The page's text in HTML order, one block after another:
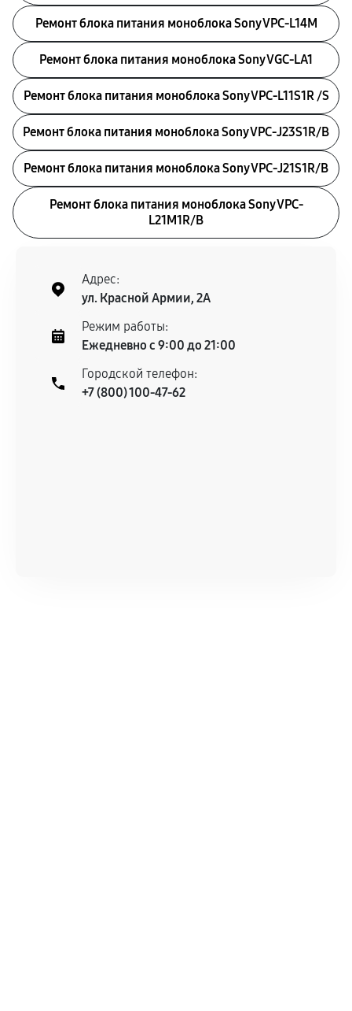
Ремонт блока питания моноблока Sony VPC-L14M
Ремонт блока питания моноблока Sony VGC-LA1
Ремонт блока питания моноблока Sony VPC-L11S1R /S
Ремонт блока питания моноблока Sony VPC-J23S1R/B
Ремонт блока питания моноблока Sony VPC-J21S1R/B
Ремонт блока питания моноблока Sony VPC-
L21M1R/B
Адрес:
ул. Красной Армии, 2А
Режим работы:
Ежедневно с 9:00 до 21:00
Городской телефон:
+7 (800) 100-47-62